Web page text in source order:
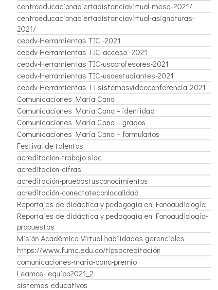
centroeducacionabiertadistanciavirtual-mesa-2021/
centroeducacionabiertadistanciavirtual-asignaturas-
2021/
ceadv-Herramientas TIC -2021
ceadv-Herramientas TIC-acceso -2021
ceadv-Herramientas TIC-usoprofesores-2021
ceadv-Herramientas TIC-usoestudiantes-2021
ceadv-Herramientas TI-sistemasvideoconferencia-2021
Comunicaciones María Cano
Comunicaciones María Cano – identidad
Comunicaciones María Cano – grados
Comunicaciones María Cano – formularios
Festival de talentos
acreditacion-trabajo siac
acreditacion-cifras
acreditación-pruebastusconocimientos
acreditación-conectateconlacalidad
Reportajes de didáctica y pedagogía en Fonoaudiología
Reportajes de didáctica y pedagogía en Fonoaudiología-
propuestas
Misión Académica Virtual habilidades gerenciales
https://www.fumc.edu.co/tipsacreditación
comunicaciones-maria-cano-premio
Leamos- equipo2021_2
sistemas educativos